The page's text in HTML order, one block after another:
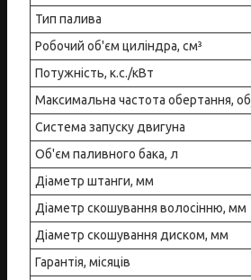
Тип палива
Робочий об'єм циліндра, см³
Потужність, к.с./кВт
Максимальна частота обертання,
Система запуску двигуна
Об'єм паливного бака, л
Діаметр штанги, мм
Діаметр скошування волосінню, мм
Діаметр скошування диском, мм
Гарантія, місяців